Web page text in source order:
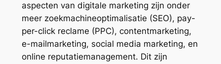
aspecten van digitale marketing zijn onder
meer zoekmachineoptimalisatie (SEO), pay-
per-click reclame (PPC), contentmarketing,
e-mailmarketing, social media marketing, en
online reputatiemanagement. Dit zijn